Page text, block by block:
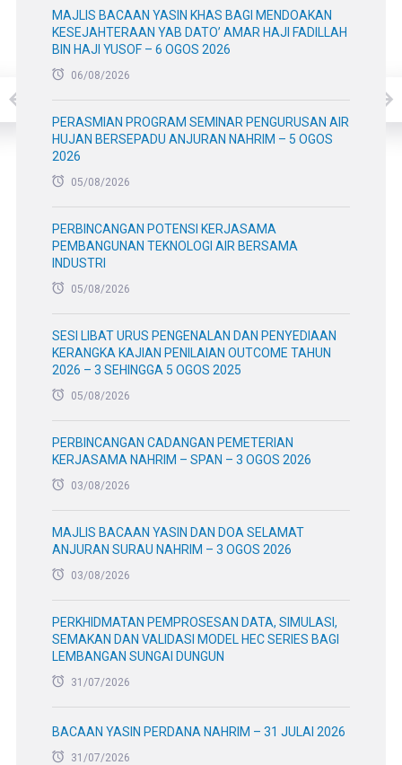
MAJLIS BACAAN YASIN KHAS BAGI MENDOAKAN
KESEJAHTERAAN YAB DATO’ AMAR HAJI FADILLAH
BIN HAJI YUSOF – 6 OGOS 2026
06/08/2026
PERASMIAN PROGRAM SEMINAR PENGURUSAN AIR
HUJAN BERSEPADU ANJURAN NAHRIM – 5 OGOS
2026
05/08/2026
PERBINCANGAN POTENSI KERJASAMA
PEMBANGUNAN TEKNOLOGI AIR BERSAMA
INDUSTRI
05/08/2026
SESI LIBAT URUS PENGENALAN DAN PENYEDIAAN
KERANGKA KAJIAN PENILAIAN OUTCOME TAHUN
2026 – 3 SEHINGGA 5 OGOS 2025
05/08/2026
PERBINCANGAN CADANGAN PEMETERIAN
KERJASAMA NAHRIM – SPAN – 3 OGOS 2026
03/08/2026
MAJLIS BACAAN YASIN DAN DOA SELAMAT
ANJURAN SURAU NAHRIM – 3 OGOS 2026
03/08/2026
PERKHIDMATAN PEMPROSESAN DATA, SIMULASI,
SEMAKAN DAN VALIDASI MODEL HEC SERIES BAGI
LEMBANGAN SUNGAI DUNGUN
31/07/2026
BACAAN YASIN PERDANA NAHRIM – 31 JULAI 2026
31/07/2026